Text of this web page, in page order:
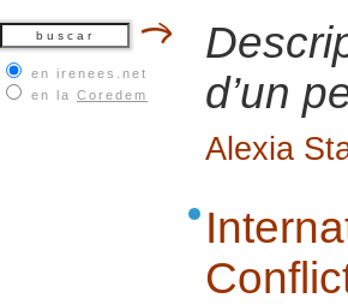
en irenees.net
en la Coredem
d’un
Alexia